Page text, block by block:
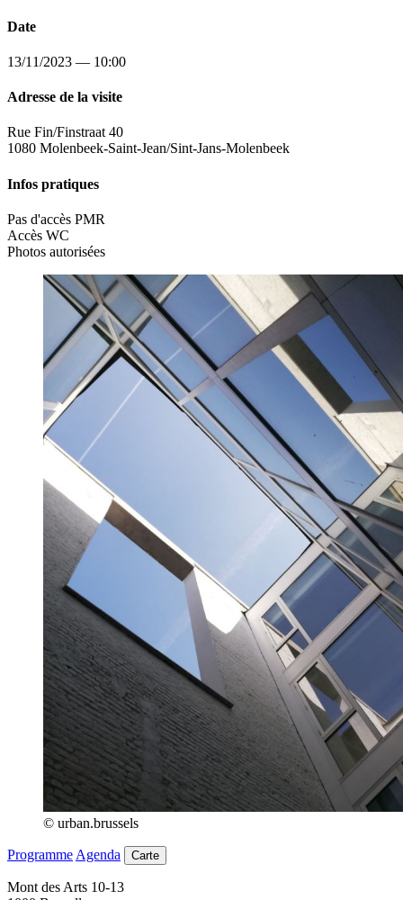
Date
13/11/2023 — 10:00
Adresse de la visite
Rue Fin/Finstraat 40
1080 Molenbeek-Saint-Jean/Sint-Jans-Molenbeek
Infos pratiques
Pas d'accès PMR
Accès WC
Photos autorisées
© urban.brussels
Programme Agenda Carte
Mont des Arts 10-13